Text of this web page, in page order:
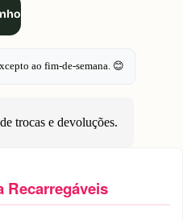
ao fim-de-semana. 😊
trocas e devoluções.
Recarregáveis